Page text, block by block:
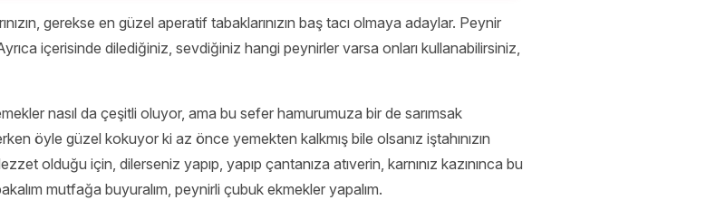
gerekse en güzel aperatif tabaklarınızın baş tacı olmaya adaylar. Peynir
içerisinde dilediğiniz, sevdiğiniz hangi peynirler varsa onları kullanabilirsiniz,
nasıl da çeşitli oluyor, ama bu sefer hamurumuza bir de sarımsak
öyle güzel kokuyor ki az önce yemekten kalkmış bile olsanız iştahınızın
olduğu için, dilerseniz yapıp, yapıp çantanıza atıverin, karnınız kazınınca bu
mutfağa buyuralım, peynirli çubuk ekmekler yapalım.